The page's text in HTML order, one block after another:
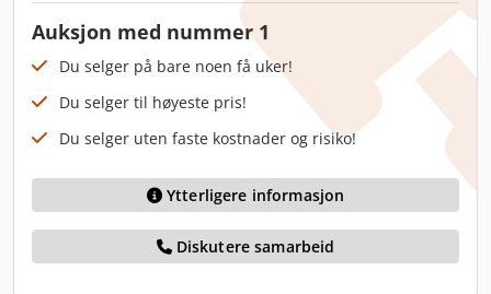
Auksjon med nummer 1
Du selger på bare noen få uker!
Du selger til høyeste pris!
Du selger uten faste kostnader og risiko!
Ytterligere informasjon
Diskutere samarbeid